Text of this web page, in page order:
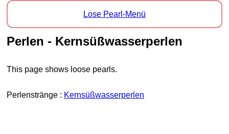
Lose Pearl-Menü
Perlen - Kernsüßwasserperlen
This page shows loose pearls.
Perlenstränge : Kernsüßwasserperlen